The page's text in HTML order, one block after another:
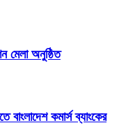
মেলা অনুষ্ঠিত
কমার্স ব্যাংকের